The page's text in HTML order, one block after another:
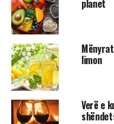
planet
limon
Verë e